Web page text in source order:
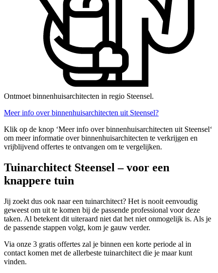
Ontmoet binnenhuisarchitecten in regio Steensel.
Meer info over binnenhuisarchitecten uit Steensel?
Klik op de knop ‘Meer info over binnenhuisarchitecten uit Steensel‘
om meer informatie over binnenhuisarchitecten te verkrijgen en
vrijblijvend offertes te ontvangen om te vergelijken.
Tuinarchitect Steensel – voor een
knappere tuin
Jij zoekt dus ook naar een tuinarchitect? Het is nooit eenvoudig
geweest om uit te komen bij de passende professional voor deze
taken. Al betekent dit uiteraard niet dat het niet onmogelijk is. Als je
de passende stappen volgt, kom je gauw verder.
Via onze 3 gratis offertes zal je binnen een korte periode al in
contact komen met de allerbeste tuinarchitect die je maar kunt
vinden.